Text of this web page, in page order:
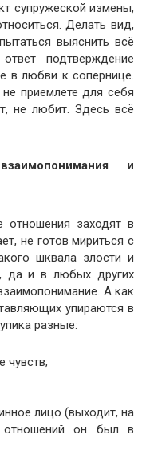
супружеской измены,
Делать вид,
выяснить всё
подтверждение
в любви к сопернице.
приемлете для себя
не любит. Здесь всё
и
отношения заходят в
не готов мириться с
шквала злости и
да и в любых других
А как
упираются в
разные:
чувств;
лицо (выходит, на
отношений он был в